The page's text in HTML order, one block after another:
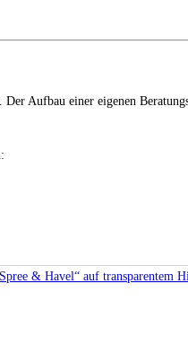
Aufbau einer eigenen